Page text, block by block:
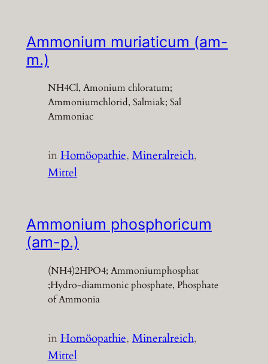
Ammonium muriaticum (am-
m.)
NH4Cl, Amonium chloratum;
Ammoniumchlorid, Salmiak; Sal
Ammoniac
inHomöopathie, Mineralreich
Mittel
Ammonium phosphoricum
(am-p.)
(NH4)2HPO4; Ammoniumphosphat
;Hydro-diammonic phosphate, Phosphate
of Ammonia
inHomöopathie, Mineralreich
Mittel